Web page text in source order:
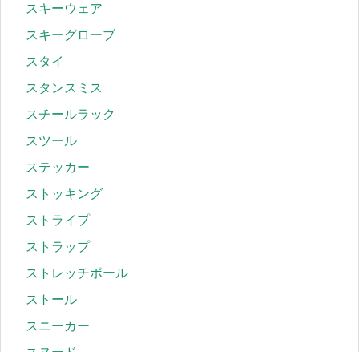
スキーウェア
スキーグローブ
スタイ
スタンスミス
スチールラック
スツール
ステッカー
ストッキング
ストライプ
ストラップ
ストレッチポール
ストール
スニーカー